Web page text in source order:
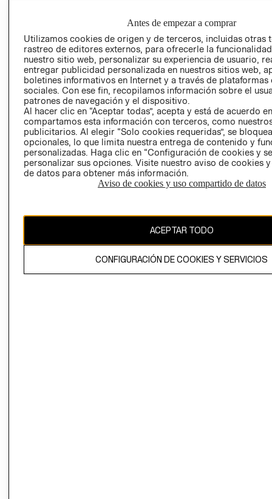
EMPRESARIAL
CONDICIONES
AVISO DE
PRIVACIDAD
GIFT CARD
AVISO DE
El contenido de esta página web está protegido por copyright y es
Antes de empezar a comprar
Utilizamos cookies de origen y de terceros, incluidas otras
rastreo de editores externos, para ofrecerle la
nuestro sitio web, personalizar su experiencia de usuario,
entregar publicidad personalizada en nuestros sitios web,
boletines informativos en Internet y a través de plataformas
sociales. Con ese fin, recopilamos información sobre el
patrones de navegación y el dispositivo.
Al hacer clic en “Aceptar todas”, acepta y está de acuerdo
compartamos esta información con terceros, como
publicitarios. Al elegir “Solo cookies requeridas”, se
opcionales, lo que limita nuestra entrega de contenido y
personalizadas. Haga clic en “Configuración de cookies y
personalizar sus opciones. Visite nuestro aviso de cookies
de datos para obtener más información.
Aviso de cookies y uso compartido de datos
ACEPTAR TODO
CONFIGURACIÓN DE COOKIES Y SERVICIOS